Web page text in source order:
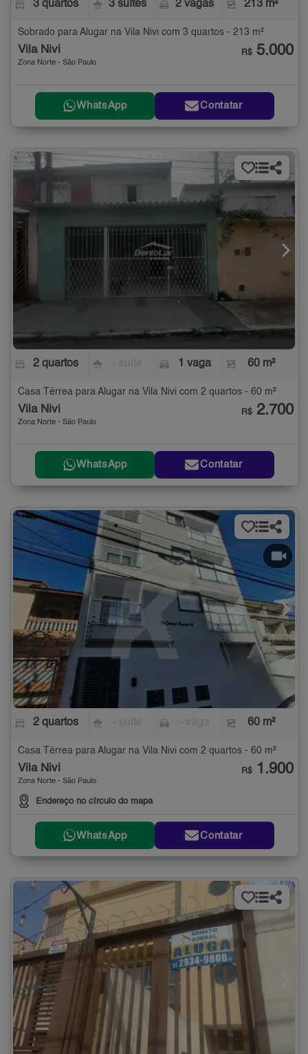
3 quartos 3 suítes 2 vagas 213 m²
Sobrado para Alugar na Vila Nivi com 3 quartos - 213 m²
Vila Nivi
Zona Norte - São Paulo
R$ 5.000
WhatsApp Contatar
2 quartos 1 vaga 60 m²
Casa Térrea para Alugar na Vila Nivi com 2 quartos - 60 m²
Vila Nivi
Zona Norte - São Paulo
R$ 2.700
WhatsApp Contatar
2 quartos 60 m²
Casa Térrea para Alugar na Vila Nivi com 2 quartos - 60 m²
Vila Nivi
Zona Norte - São Paulo
Endereço no círculo do mapa
R$ 1.900
WhatsApp Contatar